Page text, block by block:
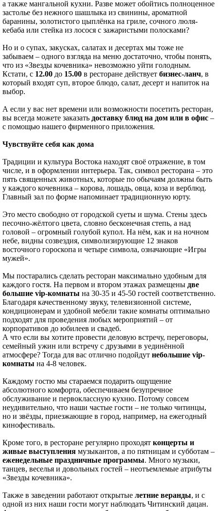
а также мангальной кухни. Разве может обойтись полноценное
застолье без нежного шашлыка из свинины, ароматной
баранины, золотистого цыплёнка на гриле, сочного люля-
кебаба или стейка из лосося с зажаристыми полосками?
Но и о супах, закусках, салатах и десертах мы тоже не
забываем – одного взгляда на меню достаточно, чтобы понять,
что из «Звезды кочевника» невозможно уйти голодным.
Кстати, с 12.00 до 15.00 в ресторане действует бизнес-ланч, в
который входят суп, второе блюдо, салат, десерт и напиток на
выбор.
А если у вас нет времени или возможности посетить ресторан,
вы всегда можете заказать доставку блюд на дом или в офис –
с помощью нашего фирменного приложения.
Чувствуйте себя как дома
Традиции и культура Востока находят своё отражение, в том
числе, и в оформлении интерьера. Так, символ ресторана – это
пять священных животных, которые по обычаям должны быть
у каждого кочевника – корова, лошадь, овца, коза и верблюд.
Главный зал по форме напоминает традиционную юрту.
Это место свободно от городской суеты и шума. Стены здесь
песочно-жёлтого цвета, словно бесконечная степь, а над
головой – огромный голубой купол. На нём, как и на ночном
небе, видны созвездия, символизирующие 12 знаков
восточного гороскопа и четыре символа, означающие «Игры
мужей».
Мы постарались сделать ресторан максимально удобным для
каждого гостя. На первом и втором этажах размещены две
большие vip-комнаты на 30-35 и 45-50 гостей соответственно.
Благодаря качественному звуку, телевизионной системе,
кондиционерам и удобной мебели такие комнаты оптимально
подходят для проведения любых мероприятий – от
корпоративов до юбилеев и свадеб.
А что если вы хотите провести деловую встречу, переговоры,
семейный ужин или встречу с друзьями в уединённой
атмосфере? Тогда для вас отлично подойдут небольшие vip-
комнаты на 4-8 человек.
Каждому гостю мы стараемся подарить ощущение
абсолютного комфорта, обеспечиваем безупречное
обслуживание и первоклассную кухню. Потому совсем
неудивительно, что наши частые гости – не только читинцы,
но и звёзды, приезжающие в город, например, на ежегодный
кинофестиваль.
Кроме того, в ресторане регулярно проходят концерты и
живые выступления музыкантов, а по пятницам и субботам –
еженедельные праздничные программы. Много музыки,
танцев, веселья и довольных гостей – неотъемлемые атрибуты
«Звезды кочевника».
Также в заведении работают открытые летние веранды, и с
одной из них наши гости могут наблюдать Читинский дацан.